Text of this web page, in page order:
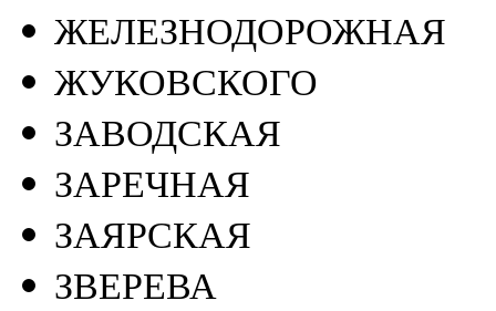
ЖЕЛЕЗНОДОРОЖНАЯ
ЖУКОВСКОГО
ЗАВОДСКАЯ
ЗАРЕЧНАЯ
ЗАЯРСКАЯ
ЗВЕРЕВА